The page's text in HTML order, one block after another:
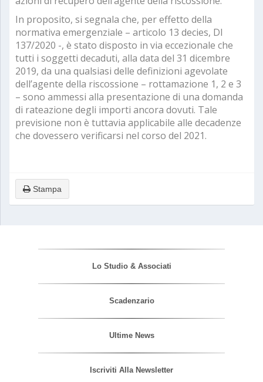
In proposito, si segnala che, per effetto della
normativa emergenziale – articolo 13 decies, Dl
137/2020 -, è stato disposto in via eccezionale che
tutti i soggetti decaduti, alla data del 31 dicembre
2019, da una qualsiasi delle definizioni agevolate
dell’agente della riscossione – rottamazione 1, 2 e 3
– sono ammessi alla presentazione di una domanda
di rateazione degli importi ancora dovuti. Tale
previsione non è tuttavia applicabile alle decadenze
che dovessero verificarsi nel corso del 2021.
Stampa
Lo Studio & Associati
Scadenzario
Ultime News
Iscriviti Alla Newsletter